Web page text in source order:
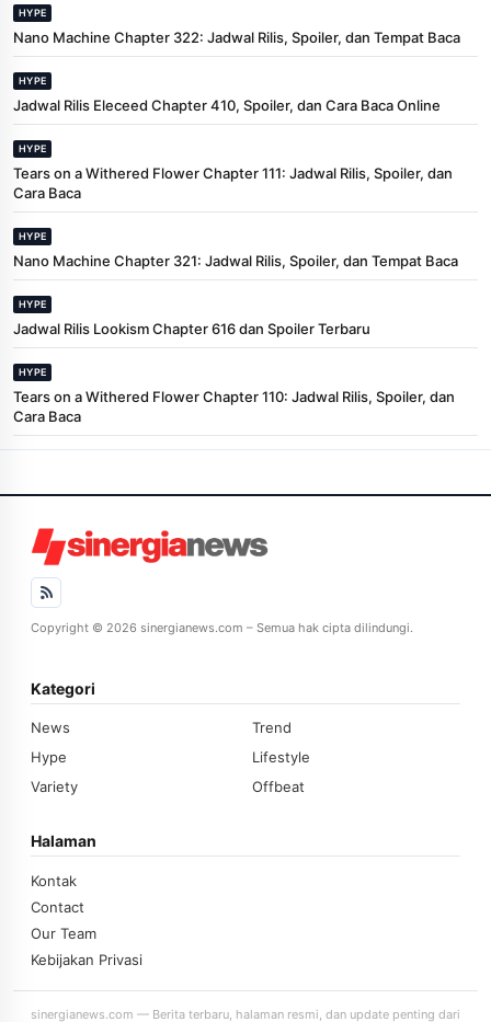
HYPE
Nano Machine Chapter 322: Jadwal Rilis, Spoiler, dan Tempat Baca
HYPE
Jadwal Rilis Eleceed Chapter 410, Spoiler, dan Cara Baca Online
HYPE
Tears on a Withered Flower Chapter 111: Jadwal Rilis, Spoiler, dan
Cara Baca
HYPE
Nano Machine Chapter 321: Jadwal Rilis, Spoiler, dan Tempat Baca
HYPE
Jadwal Rilis Lookism Chapter 616 dan Spoiler Terbaru
HYPE
Tears on a Withered Flower Chapter 110: Jadwal Rilis, Spoiler, dan
Cara Baca
Copyright © 2026 sinergianews.com – Semua hak cipta dilindungi.
Kategori
News
Trend
Hype
Lifestyle
Variety
Offbeat
Halaman
Kontak
Contact
Our Team
Kebijakan Privasi
sinergianews.com — Berita terbaru, halaman resmi, dan update penting dari